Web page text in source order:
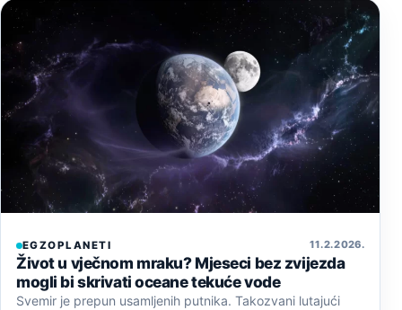
EGZOPLANETI 11. 2. 2026.
Život u vječnom mraku? Mjeseci bez zvijezda
mogli bi skrivati oceane tekuće vode
Svemir je prepun usamljenih putnika. Takozvani lutajući